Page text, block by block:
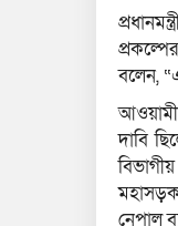
বলেন,
আওয়ামী
দাবি
নেপাল